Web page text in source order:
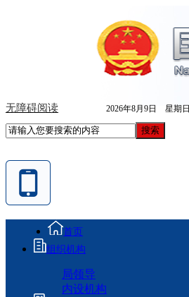
无障碍阅读 2026年8月9日 星期日
首页
组织机构
局领导
内设机构